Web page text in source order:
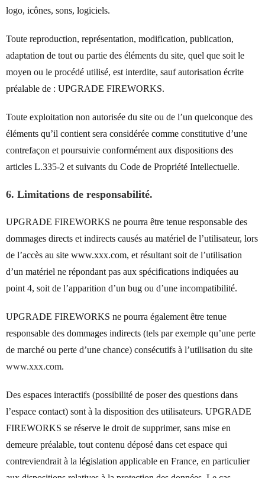
logo, icônes, sons, logiciels.
Toute reproduction, représentation, modification, publication,
adaptation de tout ou partie des éléments du site, quel que soit le
moyen ou le procédé utilisé, est interdite, sauf autorisation écrite
préalable de : UPGRADE FIREWORKS.
Toute exploitation non autorisée du site ou de l’un quelconque des
éléments qu’il contient sera considérée comme constitutive d’une
contrefaçon et poursuivie conformément aux dispositions des
articles L.335-2 et suivants du Code de Propriété Intellectuelle.
6. Limitations de responsabilité.
UPGRADE FIREWORKS ne pourra être tenue responsable des
dommages directs et indirects causés au matériel de l’utilisateur, lors
de l’accès au site www.xxx.com, et résultant soit de l’utilisation
d’un matériel ne répondant pas aux spécifications indiquées au
point 4, soit de l’apparition d’un bug ou d’une incompatibilité.
UPGRADE FIREWORKS ne pourra également être tenue
responsable des dommages indirects (tels par exemple qu’une perte
de marché ou perte d’une chance) consécutifs à l’utilisation du site
www.xxx.com.
Des espaces interactifs (possibilité de poser des questions dans
l’espace contact) sont à la disposition des utilisateurs. UPGRADE
FIREWORKS se réserve le droit de supprimer, sans mise en
demeure préalable, tout contenu déposé dans cet espace qui
contreviendrait à la législation applicable en France, en particulier